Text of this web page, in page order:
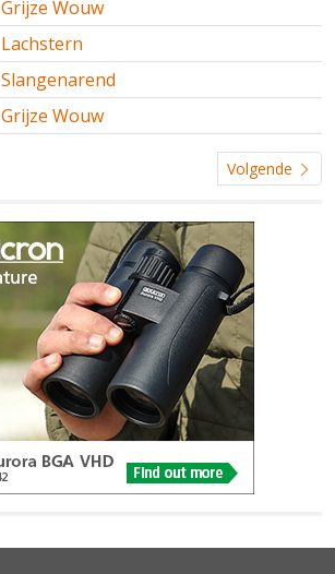
Grijze Wouw
Lachstern
Slangenarend
Grijze Wouw
Volgende